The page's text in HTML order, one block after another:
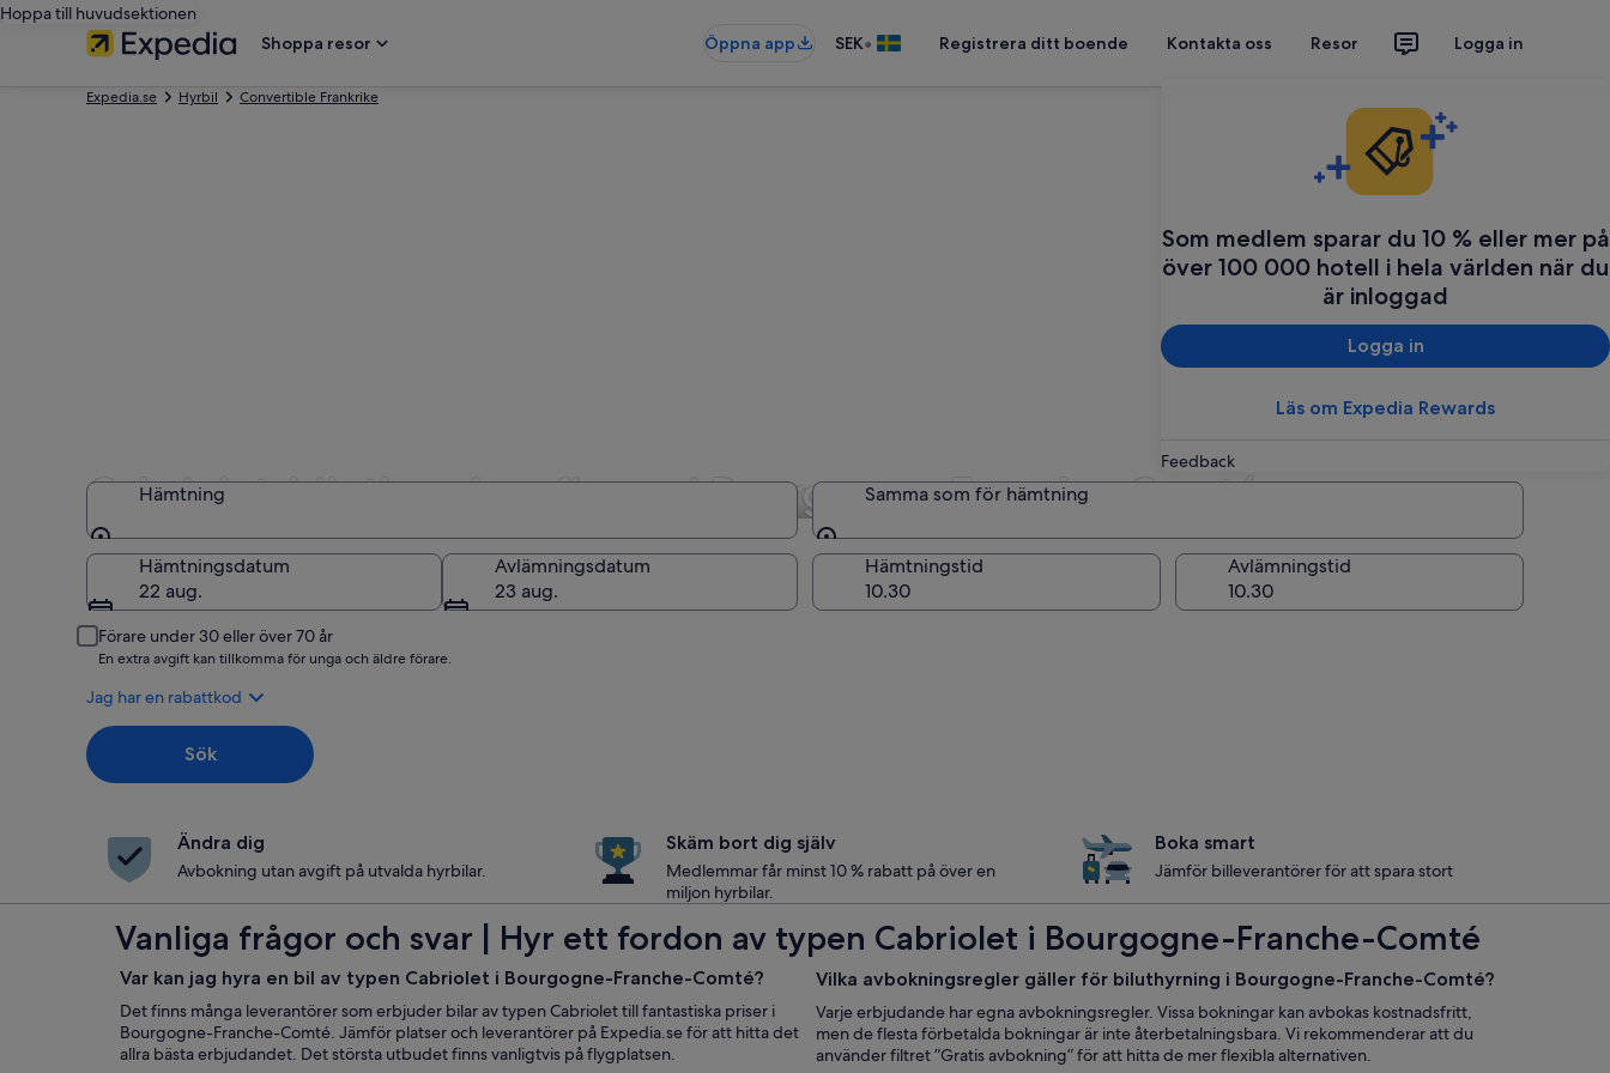
Hoppa till huvudsektionen
Shoppa resor
Öppna app SEK• Registrera ditt boende Kontakta oss Resor Logga in
Som medlem sparar du 10 % eller mer på
över 100 000 hotell i hela världen när du
är inloggad
Logga in
Läs om Expedia Rewards
Feedback
Expedia.se Hyrbil Convertible Frankrike
Cabriolet-biluthyrningsfirmor i Bourgogne-Franche-Comté
Hämtning
Hämtning
Samma som för hämtning
Samma som för hämtning
Hämtningsdatum
22 aug.
Avlämningsdatum
23 aug.
Hämtningstid Avlämningstid
Förare under 30 eller över 70 år
En extra avgift kan tillkomma för unga och äldre förare.
Jag har en rabattkod
Sök
Ändra dig
Avbokning utan avgift på utvalda hyrbilar.
Skäm bort dig själv
Medlemmar får minst 10 % rabatt på över en
miljon hyrbilar.
Boka smart
Jämför billeverantörer för att spara stort
Vanliga frågor och svar | Hyr ett fordon av typen Cabriolet i Bourgogne-Franche-Comté
Var kan jag hyra en bil av typen Cabriolet i Bourgogne-Franche-Comté?
Det finns många leverantörer som erbjuder bilar av typen Cabriolet till fantastiska priser i
Bourgogne-Franche-Comté. Jämför platser och leverantörer på Expedia.se för att hitta det
allra bästa erbjudandet. Det största utbudet finns vanligtvis på flygplatsen.
Vilka avbokningsregler gäller för biluthyrning i Bourgogne-Franche-Comté?
Varje erbjudande har egna avbokningsregler. Vissa bokningar kan avbokas kostnadsfritt,
men de flesta förbetalda bokningar är inte återbetalningsbara. Vi rekommenderar att du
använder filtret ”Gratis avbokning” för att hitta de mer flexibla alternativen.